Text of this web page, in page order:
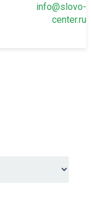
info@slovo-
center.ru